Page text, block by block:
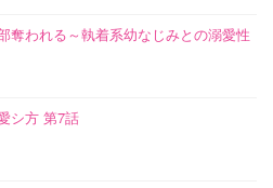
奪われる～執着系幼なじみとの溺愛性
シ方 第7話